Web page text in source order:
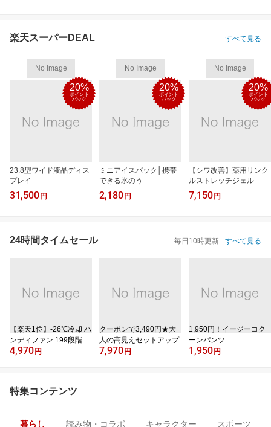
楽天スーパーDEAL すべて見る
No Image
20%
ポイント
バック
23.8型ワイド液晶ディス
プレイ
31,500 円
No Image
20%
ポイント
バック
ミニアイスパック│携帯
できる氷のう
2,180 円
No Image
20%
ポイント
バック
【シワ改善】薬用リンク
ルストレッチジェル
7,150 円
24時間タイムセール 毎日10時更新 すべて見る
【楽天1位】‐26℃冷却 ハ
ンディファン 199段階
4,970 円
クーポンで3,490円★大
人の高見えセットアップ
7,970 円
1,950円！イージーコク
ーンパンツ
1,950 円
特集コンテンツ
暮らし 読み物・コラボ キャラクター スポーツ